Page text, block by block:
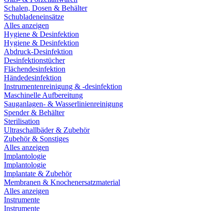
Schalen, Dosen & Behälter
Schubladeneinsätze
Alles anzeigen
Hygiene & Desinfektion
Hygiene & Desinfektion
Abdruck-Desinfektion
Desinfektionstücher
Flächendesinfektion
Händedesinfektion
Instrumentenreinigung & -desinfektion
Maschinelle Aufbereitung
Sauganlagen- & Wasserlinienreinigung
Spender & Behälter
Sterilisation
Ultraschallbäder & Zubehör
Zubehör & Sonstiges
Alles anzeigen
Implantologie
Implantologie
Implantate & Zubehör
Membranen & Knochenersatzmaterial
Alles anzeigen
Instrumente
Instrumente